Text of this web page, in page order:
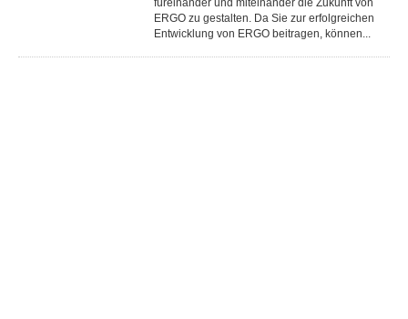
füreinander und miteinander die Zukunft von
ERGO zu gestalten. Da Sie zur erfolgreichen
Entwicklung von ERGO beitragen, können...